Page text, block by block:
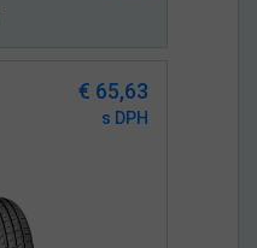
€ 65,63
s DPH